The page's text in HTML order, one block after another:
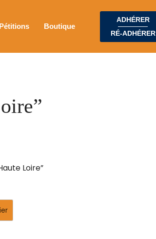
Pétitions Boutique
ADHÉRER
RÉ-ADHÉRER
Loire”